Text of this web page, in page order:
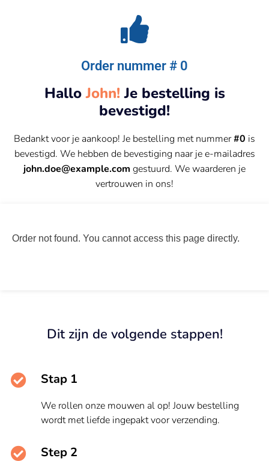
Order nummer # 0
HalloJohn! Je bestelling is
bevestigd!
Bedankt voor je aankoop! Je bestelling met nummer#0 is
bevestigd. We hebben de bevestiging naar je e-mailadres
john.doe@example.com gestuurd. We waarderen je
vertrouwen in ons!
Order not found. You cannot access this page directly.
Dit zijn de volgende stappen!
Stap 1
We rollen onze mouwen al op! Jouw bestelling
wordt met liefde ingepakt voor verzending.
Step 2